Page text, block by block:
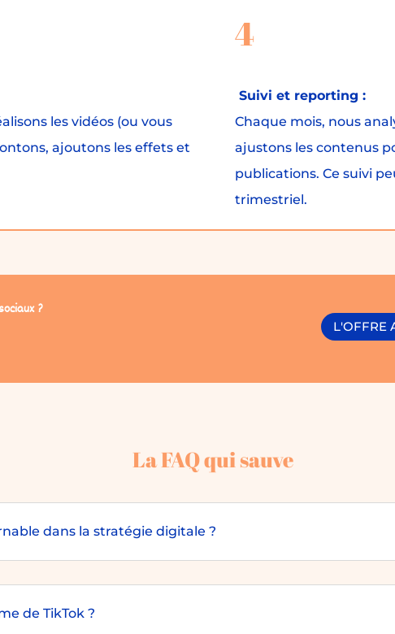
les vidéos (ou vous
ajoutons les effets et
4
Suivi et reporting :
Chaque mois, nous
ajustons les contenus
publications. Ce suivi
trimestriel.
?
L'OFFRE
La FAQ qui sauve
dans la stratégie digitale ?
de TikTok ?